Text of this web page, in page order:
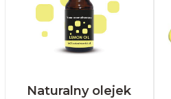
Naturalny olejek